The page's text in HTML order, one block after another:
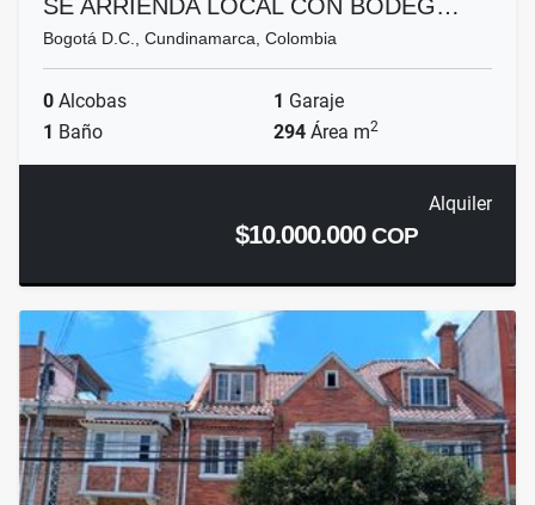
SE ARRIENDA LOCAL CON BODEG…
Bogotá D.C., Cundinamarca, Colombia
0 Alcobas 1 Garaje
1 Baño 294 Área m2
Alquiler
$10.000.000COP